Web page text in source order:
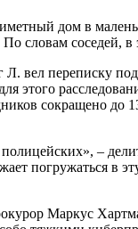
дом в
словам
вел переписку
этого
сокращено
–
погружаться в
Маркус